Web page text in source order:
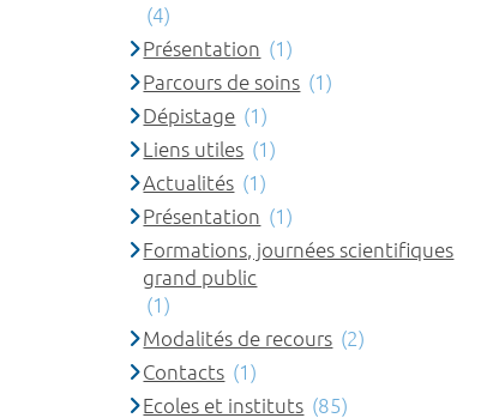
(4)
Présentation (1)
Parcours de soins (1)
Dépistage (1)
Liens utiles (1)
Actualités (1)
Présentation (1)
Formations, journées scientifiques
grand public
(1)
Modalités de recours (2)
Contacts (1)
Ecoles et instituts (85)